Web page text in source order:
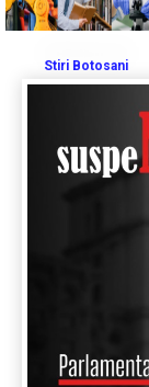
Stiri Botosani